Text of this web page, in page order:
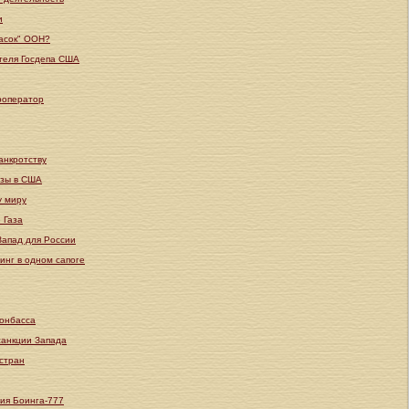
ООН?
Госдепа США
в США
миру
для России
в одном сапоге
Запада
Боинга-777